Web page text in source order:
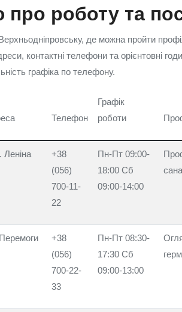
про роботу та
де можна пройти
контактні телефони та орієнтовні
графіка по телефону.
Телефон
Графік
роботи
Леніна
+38
(056)
700-11-
22
Пн-Пт 09:00-
18:00 Сб
09:00-14:00
+38
(056)
700-22-
33
Пн-Пт 08:30-
17:30 Сб
09:00-13:00